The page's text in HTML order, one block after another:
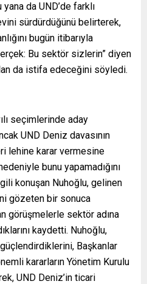
yana da UND’de farklı
sürdürdüğünü belirterek,
bugün itibarıyla
Bu sektör sizlerin” diyen
da istifa edeceğini söyledi.
seçimlerinde aday
UND Deniz davasının
lehine karar vermesine
bunu yapamadığını
konuşan Nuhoğlu, gelinen
gözeten bir sonuca
görüşmelerle sektör adına
kaydetti. Nuhoğlu,
güçlendirdiklerini, Başkanlar
kararların Yönetim Kurulu
UND Deniz’in ticari